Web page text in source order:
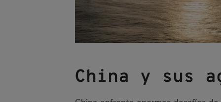
China y sus